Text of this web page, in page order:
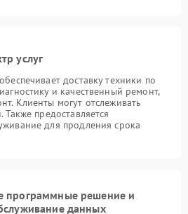
услуг
доставку техники по
и качественный ремонт,
Клиенты могут отслеживать
предоставляется
для продления срока
программные решение и
данных